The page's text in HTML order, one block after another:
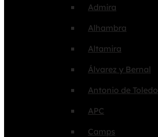
Admira
Alhambra
Altamira
Álvarez y Bernal
Antonio de Toledo
APC
Camps